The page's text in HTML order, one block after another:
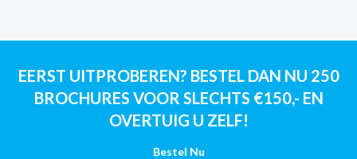
EERST UITPROBEREN? BESTEL DAN NU 250
BROCHURES VOOR SLECHTS €150,- EN
OVERTUIG U ZELF!
Bestel Nu